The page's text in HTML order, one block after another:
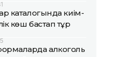
каталогында киім-
көш бастап тұр
алкоголь